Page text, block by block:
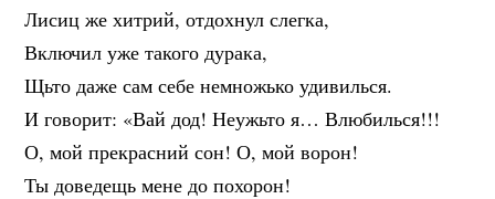
Лисиц же хитрий, отдохнул слегка,
Включил уже такого дурака,
Щьто даже сам себе немножько удивилься.
И говорит: «Вай дод! Неужьто я… Влюбилься!!!
О, мой прекрасний сон! О, мой ворон!
Ты доведещь мене до похорон!